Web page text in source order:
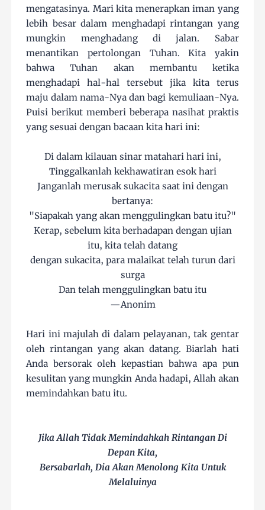
mengatasinya. Mari kita menerapkan iman yang
lebih besar dalam menghadapi rintangan yang
mungkin menghadang di jalan. Sabar
menantikan pertolongan Tuhan. Kita yakin
bahwa Tuhan akan membantu ketika
menghadapi hal-hal tersebut jika kita terus
maju dalam nama-Nya dan bagi kemuliaan-Nya.
Puisi berikut memberi beberapa nasihat praktis
yang sesuai dengan bacaan kita hari ini:
Di dalam kilauan sinar matahari hari ini,
Tinggalkanlah kekhawatiran esok hari
Janganlah merusak sukacita saat ini dengan
bertanya:
"Siapakah yang akan menggulingkan batu itu?"
Kerap, sebelum kita berhadapan dengan ujian
itu, kita telah datang
dengan sukacita, para malaikat telah turun dari
surga
Dan telah menggulingkan batu itu
—Anonim
Hari ini majulah di dalam pelayanan, tak gentar
oleh rintangan yang akan datang. Biarlah hati
Anda bersorak oleh kepastian bahwa apa pun
kesulitan yang mungkin Anda hadapi, Allah akan
memindahkan batu itu.
Jika Allah Tidak Memindahkah Rintangan Di
Depan Kita,
Bersabarlah, Dia Akan Menolong Kita Untuk
Melaluinya